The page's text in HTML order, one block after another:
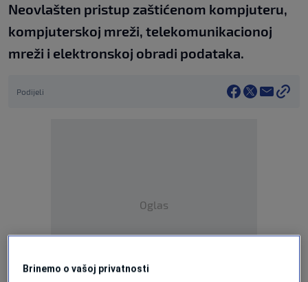
Neovlašten pristup zaštićenom kompjuteru,
kompjuterskoj mreži, telekomunikacionoj
mreži i elektronskoj obradi podataka.
Podijeli
Oglas
Brinemo o vašoj privatnosti